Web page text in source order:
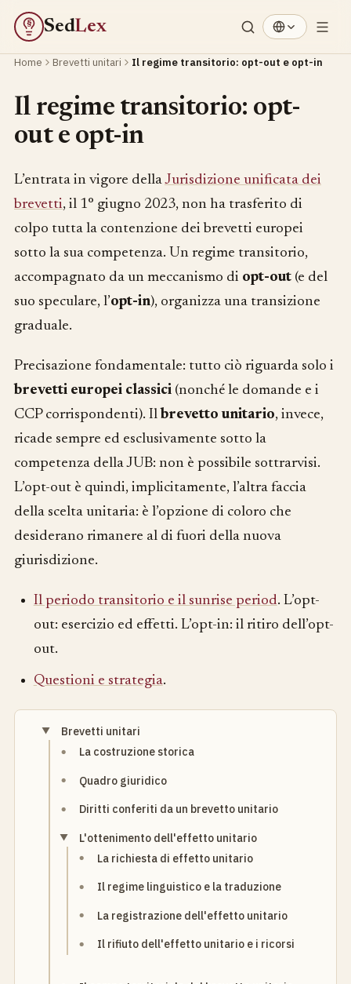
§ SedLex
Home Brevetti unitari Il regime transitorio: opt-out e opt-in
Il regime transitorio: opt-
out e opt-in
L’entrata in vigore dellaJurisdizione unificata dei
brevetti, il 1° giugno 2023, non ha trasferito di
colpo tutta la contenzione dei brevetti europei
sotto la sua competenza. Un regime transitorio,
accompagnato da un meccanismo di opt-out (e del
suo speculare, l’opt-in), organizza una transizione
graduale.
Precisazione fondamentale: tutto ciò riguarda solo i
brevetti europei classici (nonché le domande e i
CCP corrispondenti). Il brevetto unitario, invece,
ricade sempre ed esclusivamente sotto la
competenza della JUB: non è possibile sottrarvisi.
L’opt-out è quindi, implicitamente, l’altra faccia
della scelta unitaria: è l’opzione di coloro che
desiderano rimanere al di fuori della nuova
giurisdizione.
Il periodo transitorio e il sunrise period. L’opt-
out: esercizio ed effetti. L’opt-in: il ritiro dell’opt-
out.
Questioni e strategia.
Brevetti unitari
La costruzione storica
Quadro giuridico
Diritti conferiti da un brevetto unitario
L'ottenimento dell'effetto unitario
La richiesta di effetto unitario
Il regime linguistico e la traduzione
La registrazione dell'effetto unitario
Il rifiuto dell'effetto unitario e i ricorsi